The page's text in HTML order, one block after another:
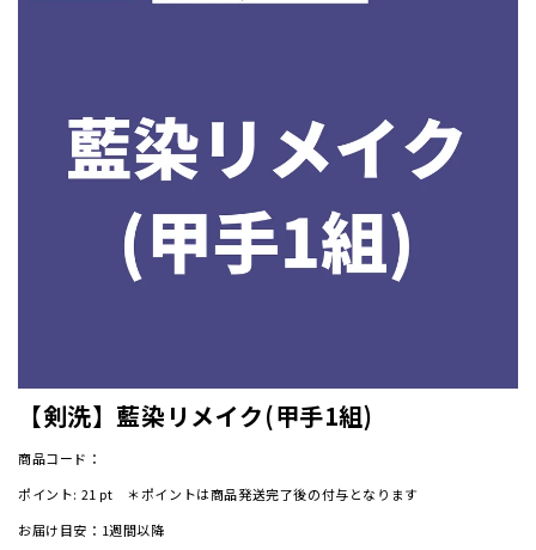
【剣洗】藍染リメイク(甲手1組)
商品コード：
ポイント: 21 pt ＊ポイントは商品発送完了後の付与となります
お届け目安：1週間以降